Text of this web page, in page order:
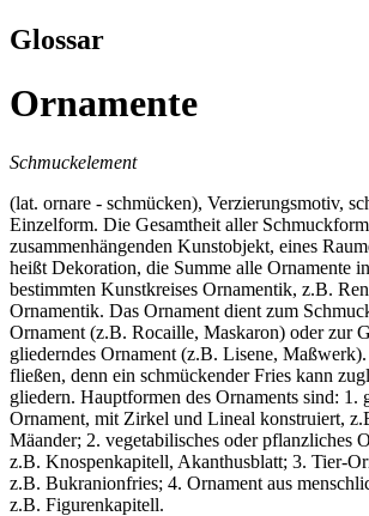
Glossar
Ornamente
Schmuckelement
(lat. ornare - schmücken), Verzierungsmotiv,
Einzelform. Die Gesamtheit aller
zusammenhängenden Kunstobjekt, eines
heißt Dekoration, die Summe alle Ornamente
bestimmten Kunstkreises Ornamentik, z.B.
Ornamentik. Das Ornament dient zum
Ornament (z.B. Rocaille, Maskaron) oder zur
gliederndes Ornament (z.B. Lisene,
fließen, denn ein schmückender Fries kann
gliedern. Hauptformen des Ornaments sind: 1.
Ornament, mit Zirkel und Lineal konstruiert,
Mäander; 2. vegetabilisches oder pflanzliches
z.B. Knospenkapitell, Akanthusblatt; 3. Tier-
z.B. Bukranionfries; 4. Ornament aus
z.B. Figurenkapitell.